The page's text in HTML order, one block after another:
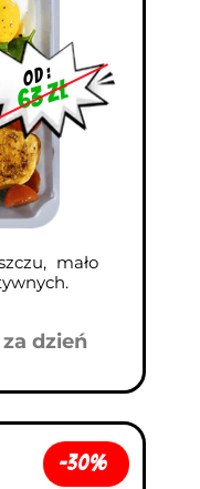
-30%
dzień
od :
63 zł
mało